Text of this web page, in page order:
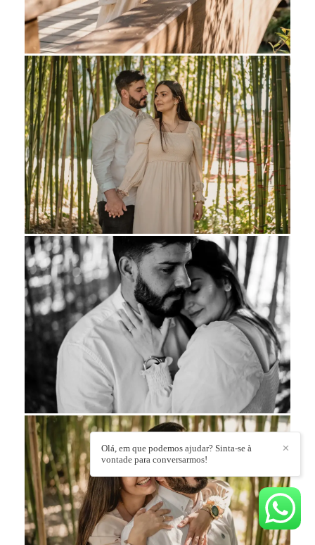
✕
Olá, em que podemos ajudar? Sinta-se à
vontade para conversarmos!